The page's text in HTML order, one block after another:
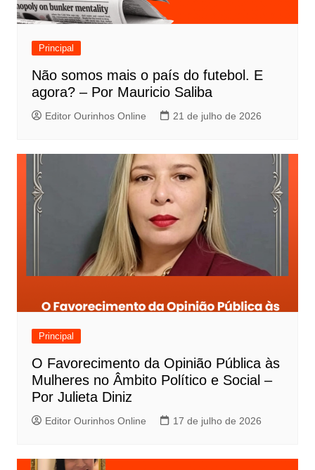
Principal
Não somos mais o país do futebol. E
agora? – Por Mauricio Saliba
Editor Ourinhos Online 21 de julho de 2026
Principal
O Favorecimento da Opinião Pública às
Mulheres no Âmbito Político e Social –
Por Julieta Diniz
Editor Ourinhos Online 17 de julho de 2026